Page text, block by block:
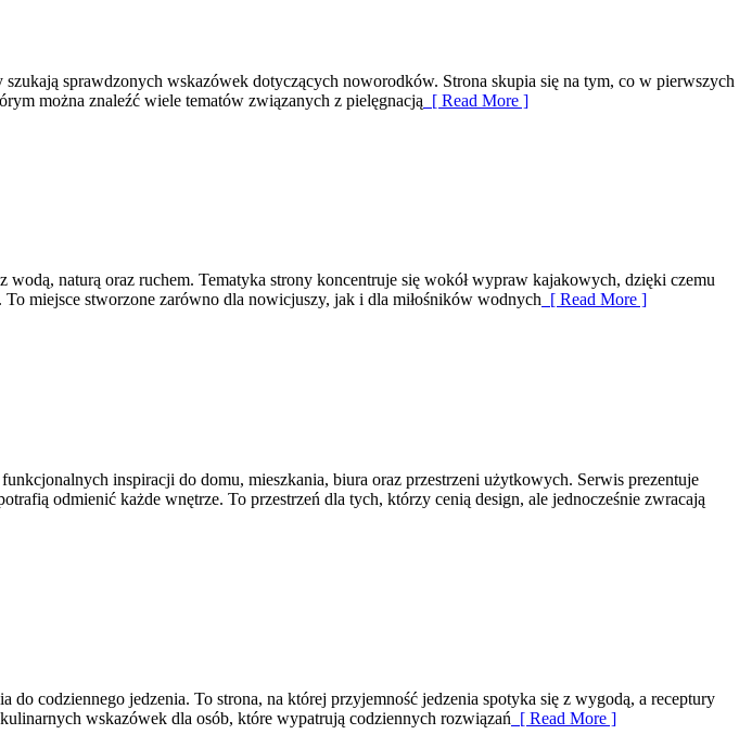
sprawdzonych wskazówek dotyczących noworodków. Strona skupia się na tym, co w pierwszych
można znaleźć wiele tematów związanych z pielęgnacją [ Read More ]
naturą oraz ruchem. Tematyka strony koncentruje się wokół wypraw kajakowych, dzięki czemu
miejsce stworzone zarówno dla nowicjuszy, jak i dla miłośników wodnych [ Read More ]
inspiracji do domu, mieszkania, biura oraz przestrzeni użytkowych. Serwis prezentuje
odmienić każde wnętrze. To przestrzeń dla tych, którzy cenią design, ale jednocześnie zwracają
do codziennego jedzenia. To strona, na której przyjemność jedzenia spotyka się z wygodą, a receptury
wskazówek dla osób, które wypatrują codziennych rozwiązań [ Read More ]